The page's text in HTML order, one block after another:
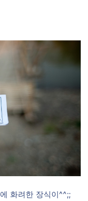
화려한 장식이^^;;